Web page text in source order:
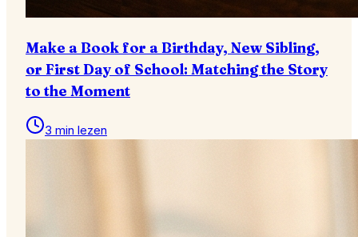
Make a Book for a Birthday, New Sibling,
or First Day of School: Matching the Story
to the Moment
3 min lezen